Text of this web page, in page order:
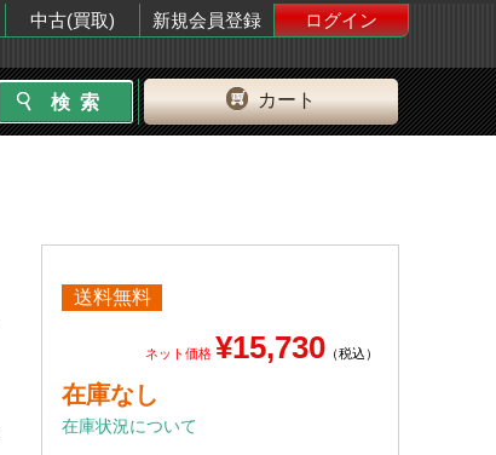
中古(買取) 新規会員登録
ログイン
カート
送料無料
ネット価格 ¥15,730 （税込）
在庫なし
在庫状況について